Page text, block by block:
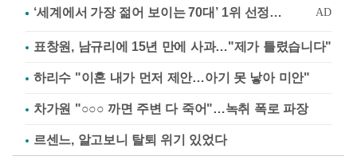
표창원, 남규리에 15년 만에 사과…"제가 틀렸습니다"
하리수 "이혼 내가 먼저 제안…아기 못 낳아 미안"
차가원 "○○○ 까면 주변 다 죽어"…녹취 폭로 파장
르센느, 알고보니 탈퇴 위기 있었다